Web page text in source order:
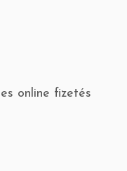
online fizetés